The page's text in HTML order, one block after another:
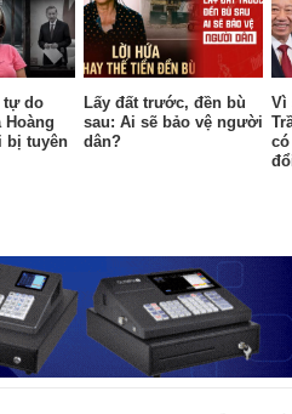
tự do
Hoàng
bị tuyên
Lấy đất trước, đền bù
sau: Ai sẽ bảo vệ người
dân?
Vì